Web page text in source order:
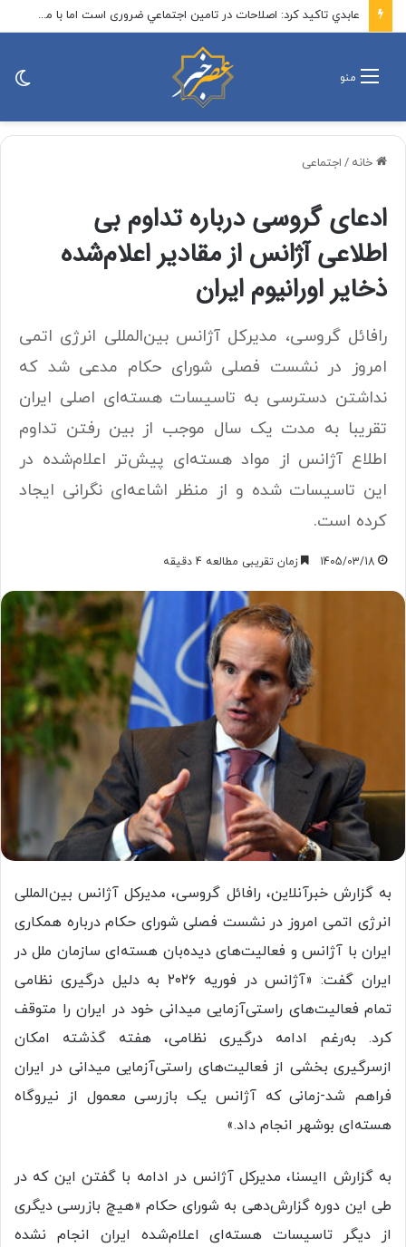
ببینید | خانم بازیگر: هرگز مهران مدیری را نمی‌بخشم!
منو
خانه / اجتماعی
ادعای گروسی درباره تداوم بی
اطلاعی آژانس از مقادیر اعلام‌شده
ذخایر اورانیوم ایران
رافائل گروسی، مدیرکل آژانس بین‌المللی انرژی اتمی
امروز در نشست فصلی شورای حکام مدعی شد که
نداشتن دسترسی به تاسیسات هسته‌ای اصلی ایران
تقریبا به مدت یک سال موجب از بین رفتن تداوم
اطلاع آژانس از مواد هسته‌ای پیش‌تر اعلام‌شده در
این تاسیسات شده و از منظر اشاعه‌ای نگرانی ایجاد
کرده است.
1405/03/18 زمان تقریبی مطالعه 4 دقیقه
به گزارش خبرآنلاین، رافائل گروسی، مدیرکل آژانس بین‌المللی
انرژی اتمی امروز در نشست فصلی شورای حکام درباره همکاری
ایران با آژانس و فعالیت‌های دیده‌بان هسته‌ای سازمان ملل در
ایران گفت: «آژانس در فوریه ۲۰۲۶ به دلیل درگیری نظامی
تمام فعالیت‌های راستی‌آزمایی میدانی خود در ایران را متوقف
کرد. به‌رغم ادامه درگیری نظامی، هفته گذشته امکان
ازسرگیری بخشی از فعالیت‌های راستی‌آزمایی میدانی در ایران
فراهم شد-زمانی که آژانس یک بازرسی معمول از نیروگاه
هسته‌ای بوشهر انجام داد.»
به گزارش اایسنا، مدیرکل آژانس در ادامه با گفتن این که در
طی این دوره گزارش‌دهی به شورای حکام «هیچ بازرسی دیگری
از دیگر تاسیسات هسته‌ای اعلام‌شده ایران انجام نشده